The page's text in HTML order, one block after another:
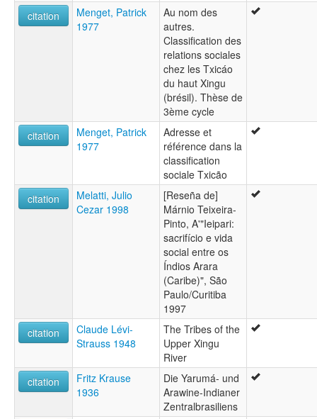
citation
Menget, Patrick
1977
Au nom des
autres.
Classification des
relations sociales
chez les Txicáo
du haut Xingu
(brésil). Thèse de
3ème cycle
citation
Menget, Patrick
1977
Adresse et
référence dans la
classification
sociale Txicão
citation
Melatti, Julio
Cezar 1998
[Reseña de]
Márnio Teixeira-
Pinto, A'"Ieipari:
sacrifício e vida
social entre os
Índios Arara
(Caribe)", São
Paulo/Curitiba
1997
citation
Claude Lévi-
Strauss 1948
The Tribes of the
Upper Xingu
River
citation
Fritz Krause
1936
Die Yarumá- und
Arawine-Indianer
Zentralbrasiliens